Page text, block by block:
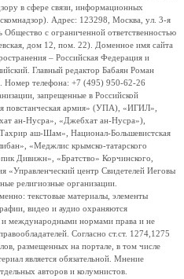
в сфере связи, информационных
Адрес: 123298, Москва, ул. 3-я
с ограниченной ответственностью
дом 12, пом. 22). Доменное имя сайта
– Российская Федерация и
Главный редактор Бабаян Роман
Номер телефона: +7 (495) 950-62-26
запрещенные в Российской
повстанческая армия» (УПА), «ИГИЛ»,
ан-Нусра», «Джебхат ан-Нусра»),
аш-Шам», Национал-Большевистская
«Меджлис крымско-татарского
Дивижн», «Братство» Корчинского,
«Управленческий центр Свидетелей Иеговы
религиозные организации.
текстовые материалы, элементы
видео и аудио охраняются
и международными нормами права и не
Согласно ст.ст. 1274,1275
размещенных на портале, в том числе
является обязательной. Мнение
авторов и колумнистов.